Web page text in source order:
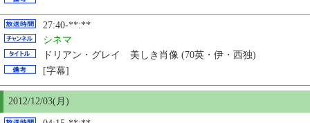
27:40-**:**
シネマ
ドリアン・グレイ 美しき肖像 (70英・伊・西独)
[字幕]
2012/12/03(月)